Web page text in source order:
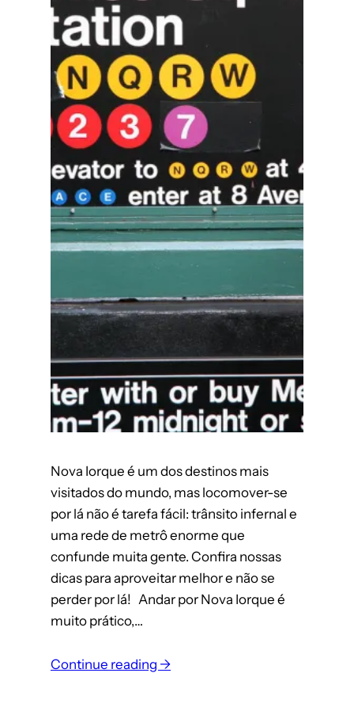
Nova Iorque é um dos destinos mais
visitados do mundo, mas locomover-se
por lá não é tarefa fácil: trânsito infernal e
uma rede de metrô enorme que
confunde muita gente. Confira nossas
dicas para aproveitar melhor e não se
perder por lá! Andar por Nova Iorque é
muito prático,…
Continue reading →